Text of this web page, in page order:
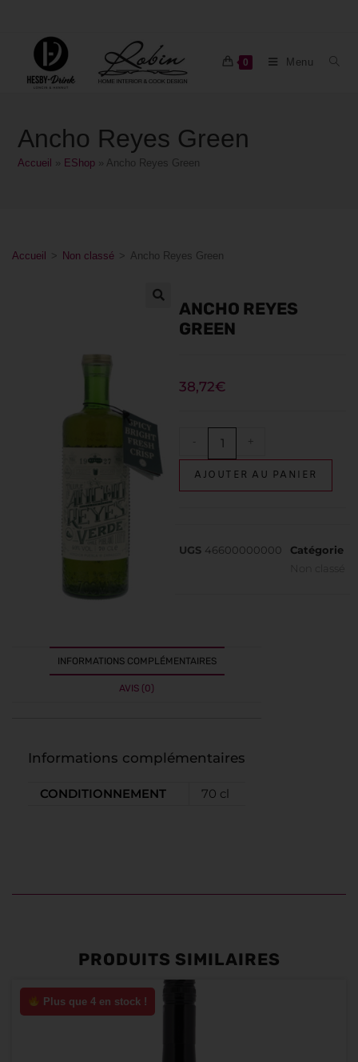
0 Menu
Ancho Reyes Green
Accueil EShop Ancho Reyes Green
Accueil > Non classé > Ancho Reyes Green
ANCHO REYES
GREEN
38,72€
- +
AJOUTER AU PANIER
UGS 46600000000
Catégorie
INFORMATIONS COMPLÉMENTAIRES
AVIS (0)
Informations complémentaires
CONDITIONNEMENT 70 cl
PRODUITS SIMILAIRES
Plus que 4 en stock !